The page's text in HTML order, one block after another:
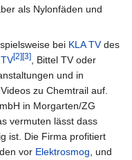
als Nylonfäden und
bei KLA TVdes
[2][3]
, Bittel TV oder
und in
zu Chemtrail auf.
in Morgarten/ZG
vermuten lässt dass
ist. Die Firma profitiert
vor Elektrosmog , und